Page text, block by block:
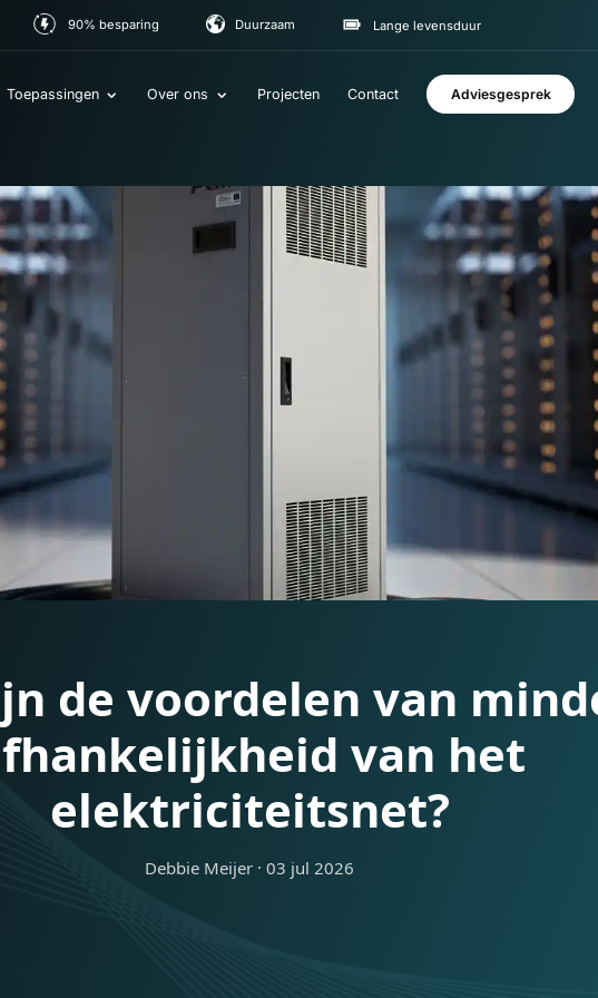
90% besparing Duurzaam Lange levensduur
Toepassingen Over ons Projecten Contact
de voordelen van
afhankelijkheid van het
elektriciteitsnet?